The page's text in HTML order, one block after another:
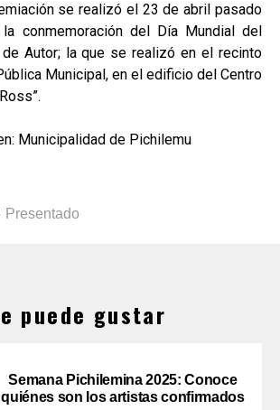
se realizó el 23 de abril pasado
conmemoración del Día Mundial del
Autor; la que se realizó en el recinto
Municipal, en el edificio del Centro
Municipalidad de Pichilemu
Presentado
puede gustar
Semana Pichilemina 2025: Conoce
quiénes son los artistas confirmados